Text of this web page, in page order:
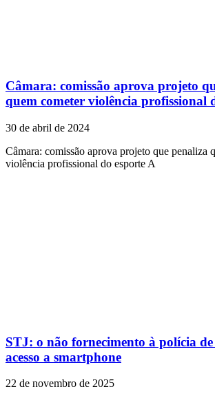
Câmara: comissão aprova projeto
quem cometer violência profissional
30 de abril de 2024
Câmara: comissão aprova projeto que penaliza
violência profissional do esporte A
STJ: o não fornecimento à polícia
acesso a smartphone
22 de novembro de 2025